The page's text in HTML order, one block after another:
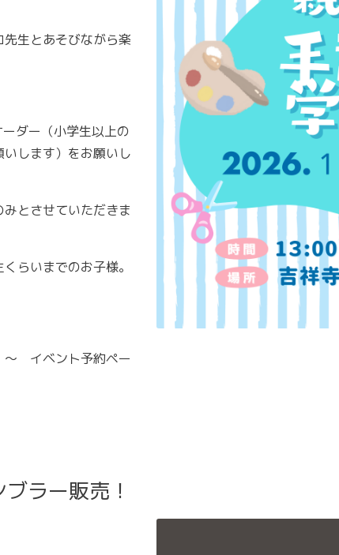
生とあそびながら楽
ダー（小学生以上の
します）をお願いし
とさせていただきま
らいまでのお子様。
～ イベント予約ペー
ラー販売！